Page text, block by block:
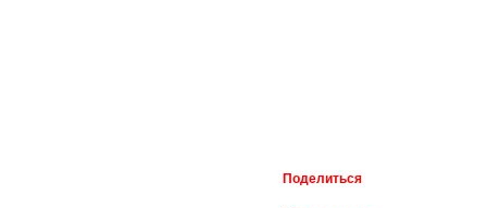
Поделиться